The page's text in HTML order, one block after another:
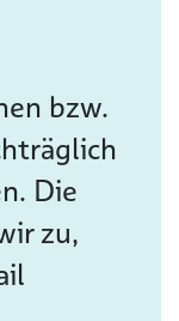
bzw.
Die
zu,